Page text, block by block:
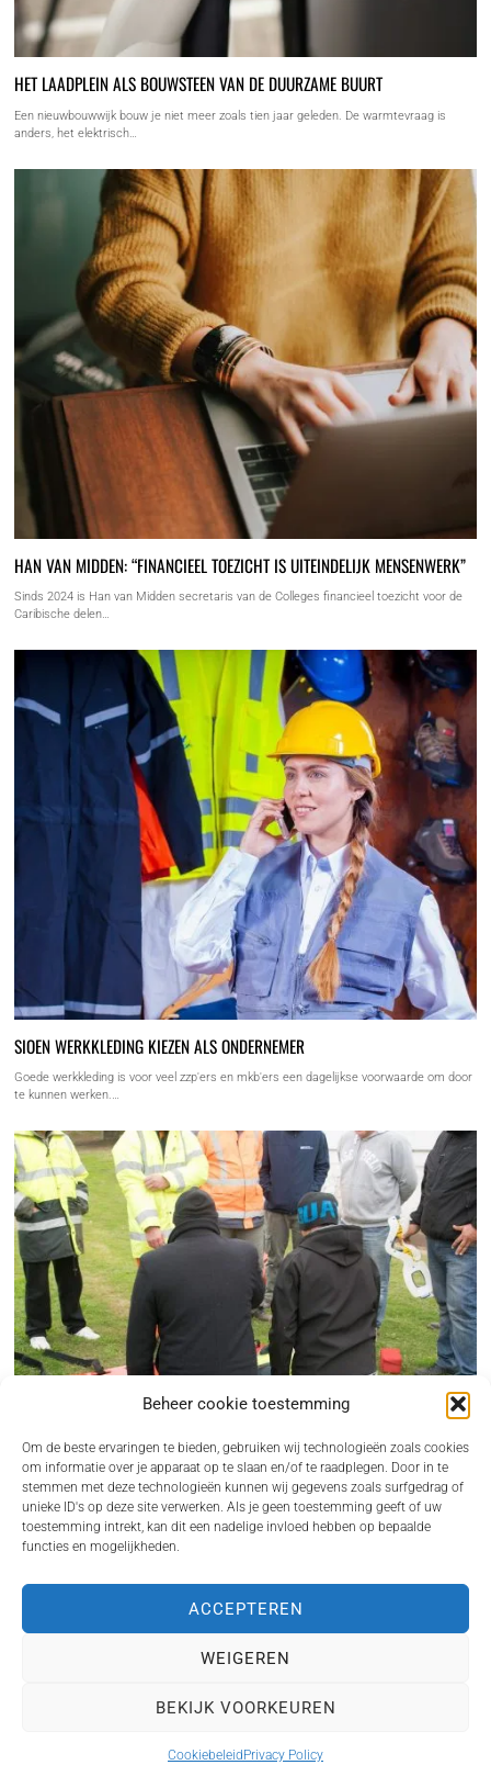
Beheer cookie toestemming
Om de beste ervaringen te bieden, gebruiken wij technologieën zoals cookies
om informatie over je apparaat op te slaan en/of te raadplegen. Door in te
stemmen met deze technologieën kunnen wij gegevens zoals surfgedrag of
unieke ID's op deze site verwerken. Als je geen toestemming geeft of uw
toestemming intrekt, kan dit een nadelige invloed hebben op bepaalde
functies en mogelijkheden.
ACCEPTEREN
WEIGEREN
BEKIJK VOORKEUREN
CookiebeleidPrivacy Policy
ROBERT DOORNBOS
VERMOGEN, BEDRIJVEN EN
MEER FEITJES
waarschijnlijk vooral van zijn
HET LAADPLEIN ALS BOUWSTEEN VAN DE DUURZAME BUURT
Een nieuwbouwwijk bouw je niet meer zoals tien jaar geleden. De warmtevraag is
anders, het elektrisch…
HAN VAN MIDDEN: “FINANCIEEL TOEZICHT IS UITEINDELIJK MENSENWERK”
Sinds 2024 is Han van Midden secretaris van de Colleges financieel toezicht voor de
Caribische delen…
SIOEN WERKKLEDING KIEZEN ALS ONDERNEMER
Goede werkkleding is voor veel zzp'ers en mkb'ers een dagelijkse voorwaarde om door
te kunnen werken.…
BHV CURSUS REGELEN ALS ONDERNEMER ZONDER GEDOE
Een incident op de werkvloer komt nooit gelegen. Juist dan wil je dat iemand direct
Copyright 2024. Vennoot.nl. Alle rechten voorbehouden. info@vennoot.nl
BLOG PRIVACY POLICY COOKIEBELEID (EU)